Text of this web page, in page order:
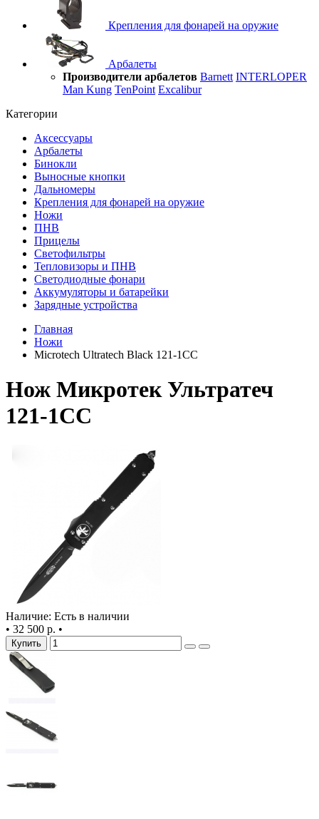
Крепления для фонарей на оружие
Арбалеты
Производители арбалетов Barnett INTERLOPER
Man Kung TenPoint Excalibur
Категории
Аксессуары
Арбалеты
Бинокли
Выносные кнопки
Дальномеры
Крепления для фонарей на оружие
Ножи
ПНВ
Прицелы
Светофильтры
Тепловизоры и ПНВ
Светодиодные фонари
Аккумуляторы и батарейки
Зарядные устройства
Главная
Ножи
Microtech Ultratech Black 121-1CC
Нож Микротек Ультратеч
121-1СС
Наличие: Есть в наличии
• 32 500 р. •
Купить